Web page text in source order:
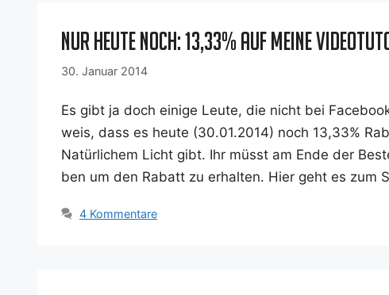
Nur heute noch: 13,33% auf meine
30. Januar 2014
Es gibt ja doch eini­ge Leu­te, die nicht bei
weis, dass es heu­te (30.01.2014) noch 13,33%
Natür­li­chem Licht gibt. Ihr müsst am Ende der
ben um den Rabatt zu erhal­ten. Hier geht es zum
4 Kommentare